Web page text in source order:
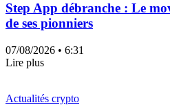
Step App débranche : Le
de ses pionniers
07/08/2026 • 6:31
Lire plus
Actualités crypto